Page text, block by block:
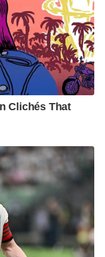
อายุมากกว่า 60 ปี
คน คนกลุ่มนี้
มีศักยภาพ มีความ
วิตมามาก เรียกได้
ณมักเป็นผู้ที่มีเวลา
น
ำจึงช่วยทำให้เกิด
รียดและเพิ่มคุณค่า
ใหม่ที่ไม่สิ้นสุดและ
ในปีนี้แกร็บจึงได้
ยเก๋า’ ขึ้นอย่าง
ความรู้ด้านดิจิทัลให้
โครงการไปยัง
ะออฟไลน์ อาทิ